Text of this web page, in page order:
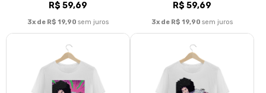
R$ 59,69
3x de R$ 19,90 sem juros
R$ 59,69
3x de R$ 19,90 sem juros